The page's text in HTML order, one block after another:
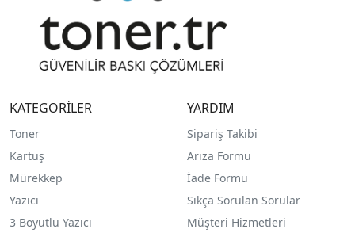
KATEGORİLER
Toner
Kartuş
Mürekkep
Yazıcı
3 Boyutlu Yazıcı
YARDIM
Sipariş Takibi
Arıza Formu
İade Formu
Sıkça Sorulan Sorular
Müşteri Hizmetleri